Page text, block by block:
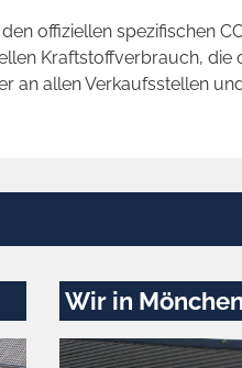
offiziellen spezifischen
Kraftstoffverbrauch, die
allen Verkaufsstellen
Wir in